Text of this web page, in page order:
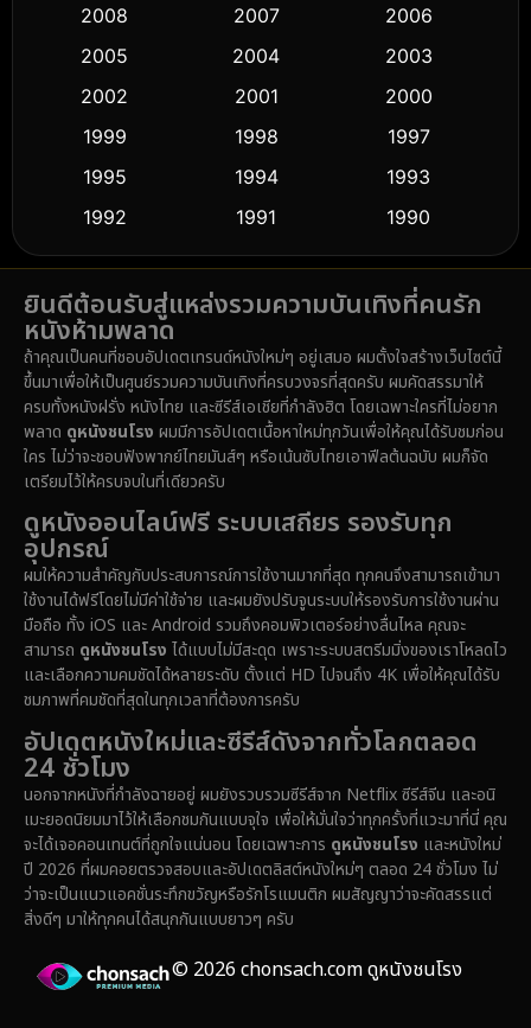
Crime อาชญากรรม (530)
Cult Film
Dance เต้น (10)
Detective สืบสวน
Detective สืบสวน
Disaster
Disney+ (5)
Documentary สารคดี (92)
Drama ดราม่า
Dystopian
Emotional (61)
Epic มหากาพย์ (228)
Family ครอบครัว
Fantasy จินตนาการ (336)
Fiction (14)
Gothic
2008
2007
2006
2005
2004
2003
2002
2001
2000
1999
1998
1997
1995
1994
1993
1992
1991
1990
1989
1988
1986
1985
1983
1982
1981
1971
1962 1953
ยินดีต้อนรับสู่แหล่งรวมความบันเทิงที่คนรัก
หนังห้ามพลาด
ถ้าคุณเป็นคนที่ชอบอัปเดตเทรนด์หนังใหม่ๆ อยู่เสมอ ผมตั้งใจสร้างเว็บไซต์นี้
ขึ้นมาเพื่อให้เป็นศูนย์รวมความบันเทิงที่ครบวงจรที่สุดครับ ผมคัดสรรมาให้
ครบทั้งหนังฝรั่ง หนังไทย และซีรีส์เอเชียที่กำลังฮิต โดยเฉพาะใครที่ไม่อยาก
พลาด ดูหนังชนโรง ผมมีการอัปเดตเนื้อหาใหม่ทุกวันเพื่อให้คุณได้รับชมก่อน
ใคร ไม่ว่าจะชอบฟังพากย์ไทยมันส์ๆ หรือเน้นซับไทยเอาฟีลต้นฉบับ ผมก็จัด
เตรียมไว้ให้ครบจบในที่เดียวครับ
ดูหนังออนไลน์ฟรี ระบบเสถียร รองรับทุก
อุปกรณ์
ผมให้ความสำคัญกับประสบการณ์การใช้งานมากที่สุด ทุกคนจึงสามารถเข้ามา
ใช้งานได้ฟรีโดยไม่มีค่าใช้จ่าย และผมยังปรับจูนระบบให้รองรับการใช้งานผ่าน
มือถือ ทั้ง iOS และ Android รวมถึงคอมพิวเตอร์อย่างลื่นไหล คุณจะ
สามารถ ดูหนังชนโรง ได้แบบไม่มีสะดุด เพราะระบบสตรีมมิ่งของเราโหลดไว
และเลือกความคมชัดได้หลายระดับ ตั้งแต่ HD ไปจนถึง 4K เพื่อให้คุณได้รับ
ชมภาพที่คมชัดที่สุดในทุกเวลาที่ต้องการครับ
อัปเดตหนังใหม่และซีรีส์ดังจากทั่วโลกตลอด
24 ชั่วโมง
นอกจากหนังที่กำลังฉายอยู่ ผมยังรวบรวมซีรีส์จาก Netflix ซีรีส์จีน และอนิ
เมะยอดนิยมมาไว้ให้เลือกชมกันแบบจุใจ เพื่อให้มั่นใจว่าทุกครั้งที่แวะมาที่นี่ คุณ
จะได้เจอคอนเทนต์ที่ถูกใจแน่นอน โดยเฉพาะการ ดูหนังชนโรง และหนังใหม่
ปี 2026 ที่ผมคอยตรวจสอบและอัปเดตลิสต์หนังใหม่ๆ ตลอด 24 ชั่วโมง ไม่
ว่าจะเป็นแนวแอคชั่นระทึกขวัญหรือรักโรแมนติก ผมสัญญาว่าจะคัดสรรแต่
สิ่งดีๆ มาให้ทุกคนได้สนุกกันแบบยาวๆ ครับ
© 2026 chonsach.com ดูหนังชนโรง